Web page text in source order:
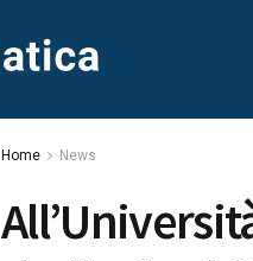
Home News